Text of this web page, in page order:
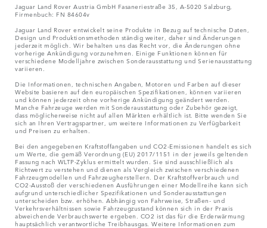
Jaguar Land Rover Austria GmbH Fasaneriestraße 35, A-5020 Salzburg,
Firmenbuch: FN 84604v
Jaguar Land Rover entwickelt seine Produkte in Bezug auf technische Daten,
Design und Produktionsmethoden ständig weiter, daher sind Änderungen
jederzeit möglich. Wir behalten uns das Recht vor, die Änderungen ohne
vorherige Ankündigung vorzunehmen. Einige Funktionen können für
verschiedene Modelljahre zwischen Sonderausstattung und Serienausstattung
variieren.
Die Informationen, technischen Angaben, Motoren und Farben auf dieser
Website basieren auf den europäischen Spezifikationen, können variieren
und können jederzeit ohne vorherige Ankündigung geändert werden.
Manche Fahrzeuge werden mit Sonderausstattung oder Zubehör gezeigt,
dass möglicherweise nicht auf allen Märkten erhältlich ist. Bitte wenden Sie
sich an Ihren Vertragspartner, um weitere Informationen zu Verfügbarkeit
und Preisen zu erhalten.
Bei den angegebenen Kraftstoffangaben und CO2-Emissionen handelt es sich
um Werte, die gemäß Verordnung (EU) 2017/1151 in der jeweils geltenden
Fassung nach WLTP-Zyklus ermittelt wurden. Sie sind ausschließlich als
Richtwert zu verstehen und dienen als Vergleich zwischen verschiedenen
Fahrzeugmodellen und Fahrzeugherstellern. Der Kraftstoffverbrauch und
CO2-Ausstoß der verschiedenen Ausführungen einer Modellreihe kann sich
aufgrund unterschiedlicher Spezifikationen und Sonderausstattungen
unterscheiden bzw. erhöhen. Abhängig von Fahrweise, Straßen- und
Verkehrsverhältnissen sowie Fahrzeugzustand können sich in der Praxis
abweichende Verbrauchswerte ergeben. CO2 ist das für die Erderwärmung
hauptsächlich verantwortliche Treibhausgas. Weitere Informationen zum